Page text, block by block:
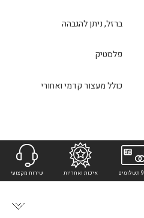
ברזל, ניתן להגבהה
פלסטיק
כולל מעצור קדמי ואחורי
איכות ואחריות שירות מקצועי